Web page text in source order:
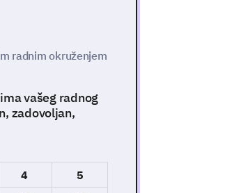
radnim okruženjem
vašeg radnog
zadovoljan,
4
5